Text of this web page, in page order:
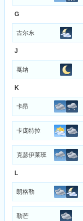
G
古尔东
J
戛纳
K
卡昂
卡庞特拉
克瑟伊莱班
L
朗格勒
勒芒